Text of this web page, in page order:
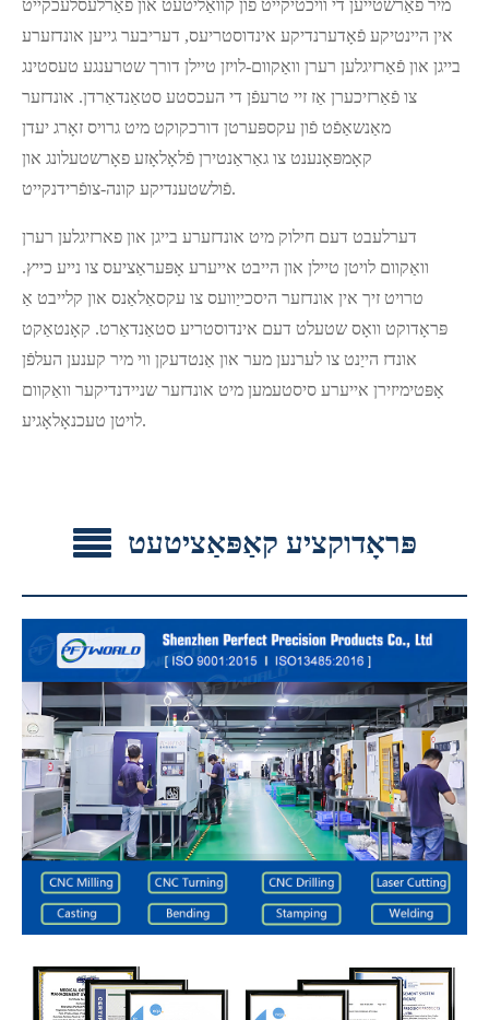
מיר פֿאַרשטייען די וויכטיקייט פֿון קוואַליטעט און פֿאַרלעסלעכקייט
אין היינטיקע פֿאָדערנדיקע אינדוסטריעס, דעריבער גייען אונדזערע
בייגן און פֿאַרזיגלען רערן וואַקוום-לויזן טיילן דורך שטרענגע טעסטינג
צו פֿאַרזיכערן אַז זיי טרעפֿן די העכסטע סטאַנדאַרדן. אונדזער
מאַנשאַפֿט פֿון עקספּערטן דורכקוקט מיט גרויס זאָרג יעדן
קאָמפּאָנענט צו גאַראַנטירן פֿלאָלאָזע פאָרשטעלונג און
פֿולשטענדיקע קונה-צופֿרידנקייט.
דערלעבט דעם חילוק מיט אונדזערע בייגן און פארזיגלען רערן
וואַקוום לויטן טיילן און הייבט אייערע אָפּעראַציעס צו נייע כייץ.
טרויט זיך אין אונדזער היסכייַוועס צו עקסאַלאַנס און קלייבט אַ
פּראָדוקט וואָס שטעלט דעם אינדוסטריע סטאַנדאַרט. קאָנטאַקט
אונדז הייַנט צו לערנען מער און אַנטדעקן ווי מיר קענען העלפֿן
אָפּטימיזירן אייערע סיסטעמען מיט אונדזער שניידנדיקער וואַקוום
לויטן טעכנאָלאָגיע.
פּראָדוקציע קאַפּאַציטעט